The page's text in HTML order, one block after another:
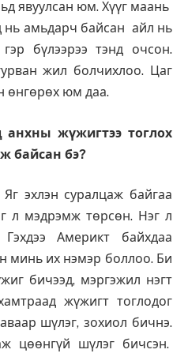
явуулсан юм. Хүүг маань
нь амьдарч байсан айл нь
бүлээрээ тэнд очсон.
жил болчихлоо. Цаг
өнгөрөх юм даа.
анхны жүжигтээ тоглох
байсан бэ?
эхлэн суралцаж байгаа
л мэдрэмж төрсөн. Нэг л
Америкт байхдаа
минь их нэмэр боллоо. Би
бичээд, мэргэжил нэгт
жүжигт тоглодог
шүлэг, зохиол бичнэ.
цөөнгүй шүлэг бичсэн.